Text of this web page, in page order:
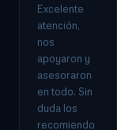
Excelente
atención,
nos
apoyaron y
asesoraron
en todo. Sin
duda los
recomiendo